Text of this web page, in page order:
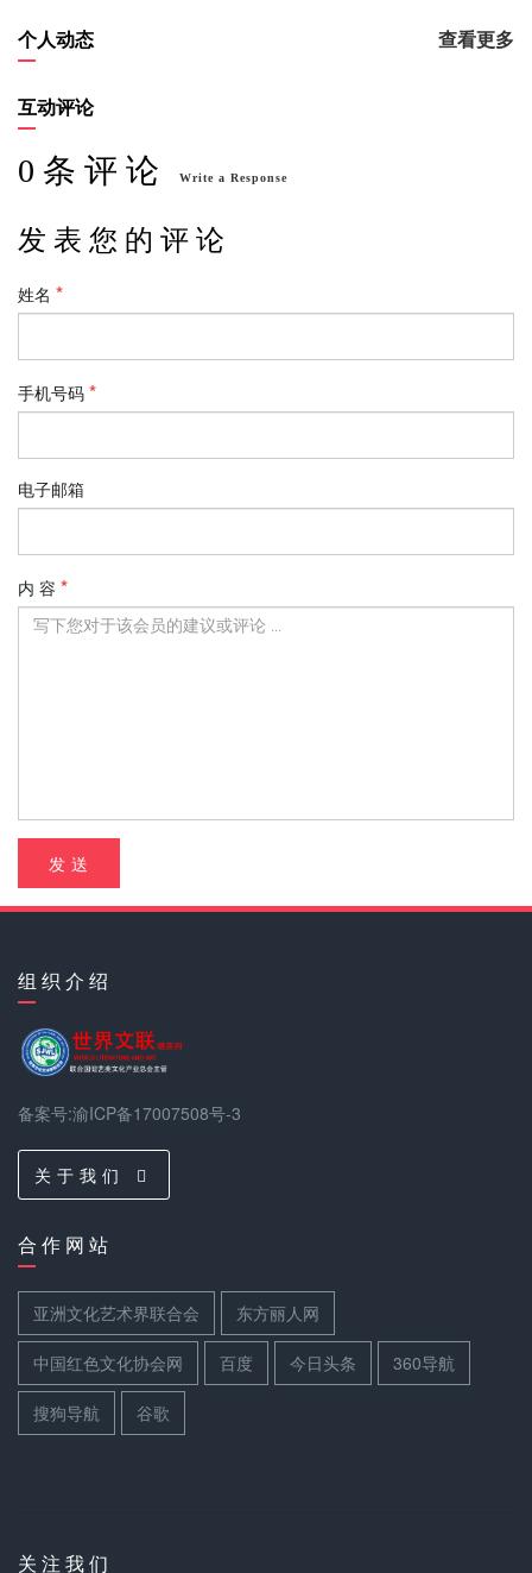
个人动态 查看更多
互动评论
0 条 评 论 Write a Response
发 表 您 的 评 论
姓名
手机号码
电子邮箱
内 容
发 送
组 织 介 绍
备案号:渝ICP备17007508号-3
关 于 我 们
合 作 网 站
亚洲文化艺术界联合会 东方丽人网
中国红色文化协会网 百度 今日头条 360导航
搜狗导航 谷歌
关 注 我 们